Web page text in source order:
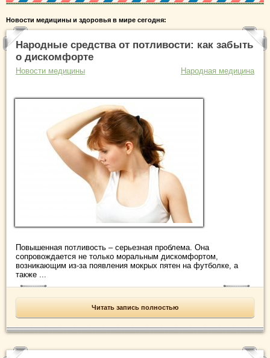
Новости медицины и здоровья в мире сегодня:
Народные средства от потливости: как забыть
о дискомфорте
Новости медицины Народная медицина
Повышенная потливость – серьезная проблема. Она
сопровождается не только моральным дискомфортом,
возникающим из-за появления мокрых пятен на футболке, а
также ...
Читать запись полностью